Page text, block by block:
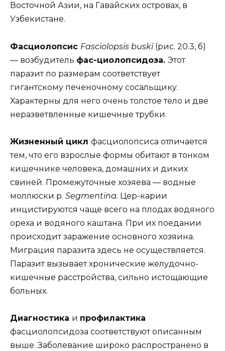
Восточной Азии, на Гавайских островах, в
Узбекистане.
Фасциолопсис Fasciolopsis buski (рис. 20.3, б)
— возбудитель фас-циолопсидоза. Этот
паразит по размерам соответствует
гигантскому печеночному сосальщику.
Характерны для него очень толстое тело и две
неразветвленные кишечные трубки.
Жизненный цикл фасциолопсиса отличается
тем, что его взрослые формы обитают в тонком
кишечнике человека, домашних и диких
свиней. Промежуточные хозяева — водные
моллюски p. Segmentina. Цер-карии
инцистируются чаще всего на плодах водяного
ореха и водяного каштана. При их поедании
происходит заражение основного хозяина.
Миграция паразита здесь не осуществляется.
Паразит вызывает хронические желудочно-
кишечные расстройства, сильно истощающие
больных.
Диагностика и профилактика
фасциолопсидоза соответствуют описанным
выше. Заболевание широко распространено в